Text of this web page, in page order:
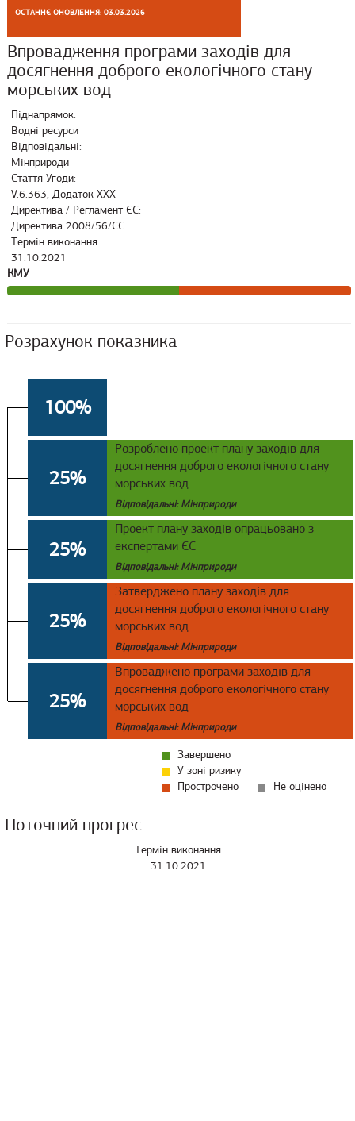
ОСТАННЄ ОНОВЛЕННЯ: 03.03.2026
Впровадження програми заходів для
досягнення доброго екологічного стану
морських вод
Піднапрямок:
Водні ресурси
Відповідальні:
Мінприроди
Стаття Угоди:
V.6.363, Додаток ХХX
Директива / Регламент ЄС:
Директива 2008/56/ЄС
Термін виконання:
31.10.2021
КМУ
Розрахунок показника
100%
25%
Розроблено проект плану заходів для
досягнення доброго екологічного стану
морських вод
Відповідальні: Мінприроди
25%
Проект плану заходів опрацьовано з
експертами ЄС
Відповідальні: Мінприроди
25%
Затверджено плану заходів для
досягнення доброго екологічного стану
морських вод
Відповідальні: Мінприроди
25%
Впроваджено програми заходів для
досягнення доброго екологічного стану
морських вод
Відповідальні: Мінприроди
Завершено
У зоні ризику
Прострочено
Не оцінено
Поточний прогрес
Термін виконання
31.10.2021